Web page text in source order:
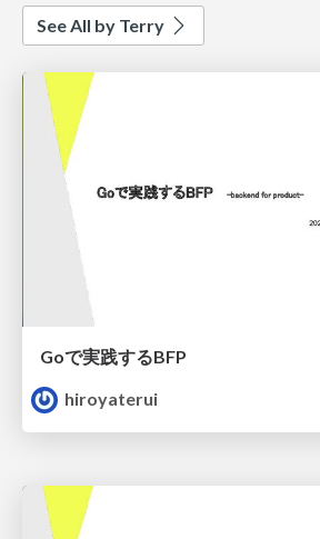
See All by Terry
Goで実践するBFP
hiroyaterui